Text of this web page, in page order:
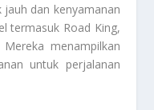
dan kenyamanan
termasuk Road King,
menampilkan
untuk perjalanan